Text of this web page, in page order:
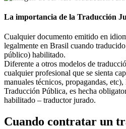
La importancia de la Traducción
Cualquier documento emitido en
legalmente en Brasil cuando
público) habilitado.
Diferente a otros modelos de
cualquier profesional que se sienta
manuales técnicos, propagandas,
Traducción Pública, es hecha
habilitado – traductor jurado.
Cuando contratar un